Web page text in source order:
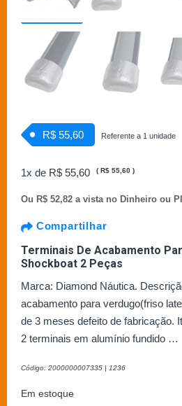
R$ 55,60 Referente a 1 unidade
1x de R$ 55,60 ( R$ 55,60 )
Ou R$ 52,82 a vista no Dinheiro ou
Compartilhar
Terminais De Acabamento
Shockboat 2 Peças
Marca: Diamond Náutica.
acabamento para verdugo(friso
de 3 meses defeito de fabricação.
2 terminais em alumínio fundido …
Código: 2000000007335 | 1236
Em estoque